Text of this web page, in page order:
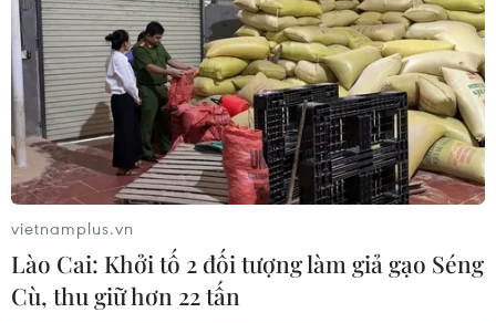
vietnamplus.vn
Lào Cai: Khởi tố 2 đối tượng làm giả gạo Séng
Cù, thu giữ hơn 22 tấn